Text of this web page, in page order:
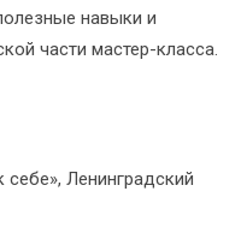
навыки и
части мастер-класса.
Ленинградский